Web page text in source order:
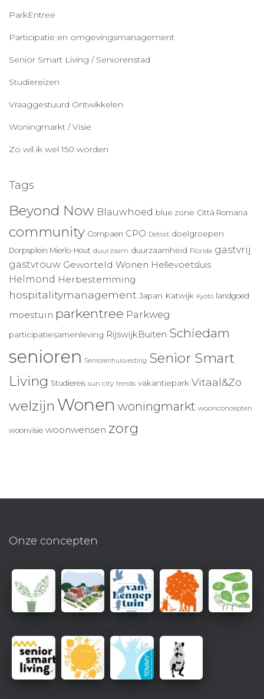
ParkEntree
Participatie en omgevingsmanagement
Senior Smart Living / Seniorenstad
Studiereizen
Vraaggestuurd Ontwikkelen
Woningmarkt / Visie
Zo wil ik wel 150 worden
Tags
Beyond Now Blauwhoed blue zone Città Romana
community Compaen CPO Detroit doelgroepen
Dorpsplein Mierlo-Hout duurzaam duurzaamheid Florida gastvrij
gastvrouw Geworteld Wonen Hellevoetsluis
Helmond Herbestemming
hospitalitymanagement Japan Katwijk Kyoto landgoed
moestuin parkentree Parkweg
participatiesamenleving RijswijkBuiten Schiedam
senioren Seniorenhuisvesting Senior Smart
Living Studiereis sun city trends vakantiepark Vitaal&Zo
welzijn Wonen woningmarkt woonconcepten
woonvisie woonwensen zorg
Onze concepten